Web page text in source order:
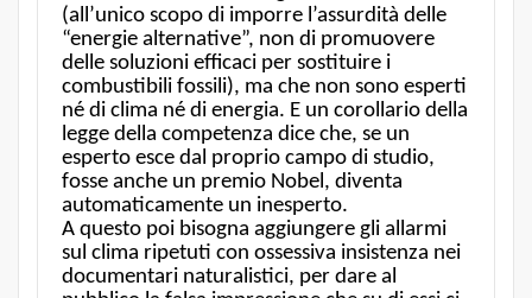
(all’unico scopo di imporre l’assurdità delle
“energie alternative”, non di promuovere
delle soluzioni efficaci per sostituire i
combustibili fossili), ma che non sono esperti
né di clima né di energia. E un corollario della
legge della competenza dice che, se un
esperto esce dal proprio campo di studio,
fosse anche un premio Nobel, diventa
automaticamente un inesperto.
A questo poi bisogna aggiungere gli allarmi
sul clima ripetuti con ossessiva insistenza nei
documentari naturalistici, per dare al